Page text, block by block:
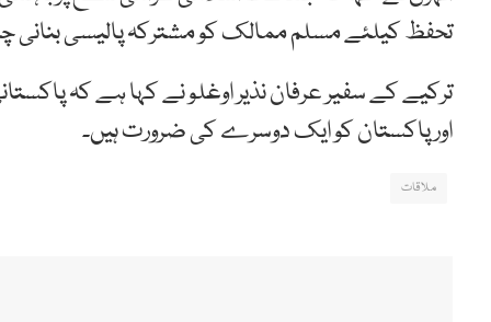
تحفظ کیلئے مسلم ممالک کو مشترکہ پالیسی بنانی
ترکیے کے سفیر عرفان نذیر اوغلو نے کہا ہے کہ
اور پاکستان کو ایک دوسرے کی ضرورت ہیں۔
ملاقات